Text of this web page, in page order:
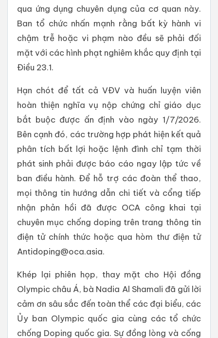
qua ứng dụng chuyên dụng của cơ quan này.
Ban tổ chức nhấn mạnh rằng bất kỳ hành vi
chậm trễ hoặc vi phạm nào đều sẽ phải đối
mặt với các hình phạt nghiêm khắc quy định tại
Điều 23.1.
Hạn chót để tất cả VĐV và huấn luyện viên
hoàn thiện nghĩa vụ nộp chứng chỉ giáo dục
bắt buộc được ấn định vào ngày 1/7/2026.
Bên cạnh đó, các trường hợp phát hiện kết quả
phân tích bất lợi hoặc lệnh đình chỉ tạm thời
phát sinh phải được báo cáo ngay lập tức về
ban điều hành. Để hỗ trợ các đoàn thể thao,
mọi thông tin hướng dẫn chi tiết và cổng tiếp
nhận phản hồi đã được OCA công khai tại
chuyên mục chống doping trên trang thông tin
điện tử chính thức hoặc qua hòm thư điện tử
Antidoping@oca.asia.
Khép lại phiên họp, thay mặt cho Hội đồng
Olympic châu Á, bà Nadia Al Shamali đã gửi lời
cảm ơn sâu sắc đến toàn thể các đại biểu, các
Ủy ban Olympic quốc gia cùng các tổ chức
chống Doping quốc gia. Sự đồng lòng và cống